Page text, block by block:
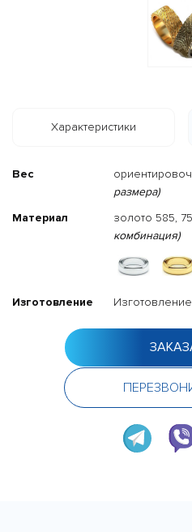
Характеристики
Вес
размера)
Материал
золото 585,
комбинация)
Изготовление